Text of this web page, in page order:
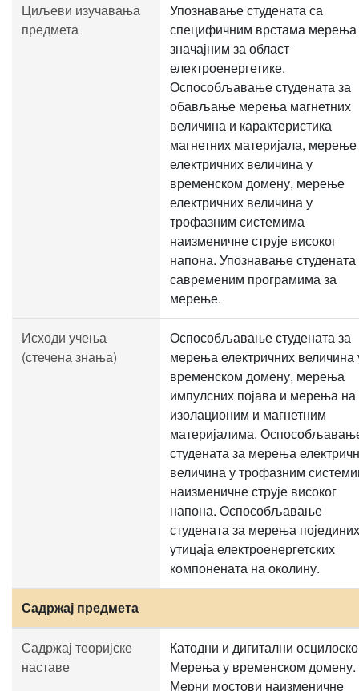
Циљеви изучавања
предмета
Упознавање студената са
специфичним врстама мерења
значајним за област
електроенергетике.
Оспособљавање студената за
обављање мерења магнетних
величина и карактеристика
магнетних материјала, мерење
електричних величина у
временском домену, мерење
електричних величина у
трофазним системима
наизменичне струје високог
напона. Упознавање студената
савременим програмима за
мерење.
Исходи учења
(стечена знања)
Оспособљавање студената за
мерења електричних величина
временском домену, мерења
импулсних појава и мерења на
изолационим и магнетним
материјалима.
студената за мерења
величина у трофазним
наизменичне струје високог
напона. Оспособљавање
студената за мерења појединих
утицаја електроенергетских
компонената на околину.
Садржај предмета
Садржај теоријске
наставе
Катодни и дигитални
Мерења у временском домену.
Мерни мостови наизменичне